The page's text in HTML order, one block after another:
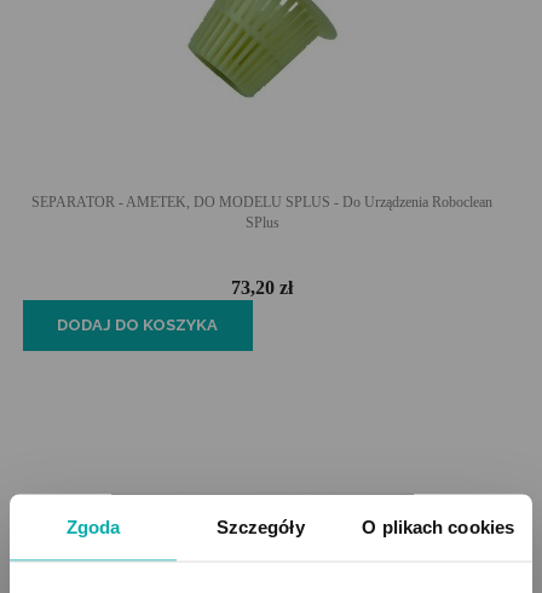
Zgoda Szczegóły O plikach cookies
SEPARATOR - AMETEK, DO MODELU SPLUS - Do Urządzenia Roboclean
SPlus
73,20 zł
DODAJ DO KOSZYKA